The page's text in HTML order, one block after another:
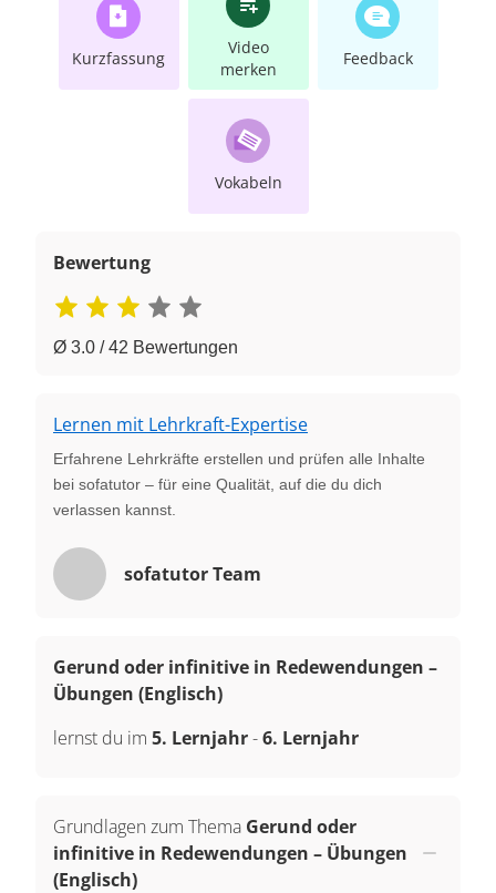
Kurzfassung
Video
merken
Feedback
Vokabeln
Bewertung
Ø 3.0 / 42 Bewertungen
Lernen mit Lehrkraft-Expertise
Erfahrene Lehrkräfte erstellen und prüfen alle Inhalte
bei sofatutor – für eine Qualität, auf die du dich
verlassen kannst.
sofatutor Team
Gerund oder infinitive in Redewendungen –
Übungen (Englisch)
lernst du im 5. Lernjahr-6. Lernjahr
Grundlagen zum Thema Gerund oder
infinitive in Redewendungen – Übungen
(Englisch)